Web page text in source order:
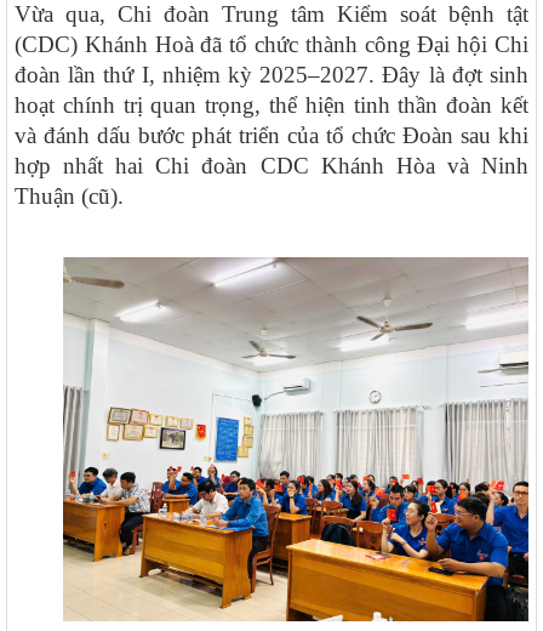
Vừa qua, Chi đoàn Trung tâm Kiểm soát bệnh tật
(CDC) Khánh Hoà đã tổ chức thành công Đại hội Chi
đoàn lần thứ I, nhiệm kỳ 2025–2027. Đây là đợt sinh
hoạt chính trị quan trọng, thể hiện tinh thần đoàn kết
và đánh dấu bước phát triển của tổ chức Đoàn sau khi
hợp nhất hai Chi đoàn CDC Khánh Hòa và Ninh
Thuận (cũ).